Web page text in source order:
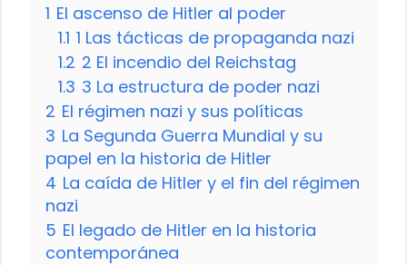
1 El ascenso de Hitler al poder
1.1 1 Las tácticas de propaganda nazi
1.2 2 El incendio del Reichstag
1.3 3 La estructura de poder nazi
2 El régimen nazi y sus políticas
3 La Segunda Guerra Mundial y su
papel en la historia de Hitler
4 La caída de Hitler y el fin del régimen
nazi
5 El legado de Hitler en la historia
contemporánea